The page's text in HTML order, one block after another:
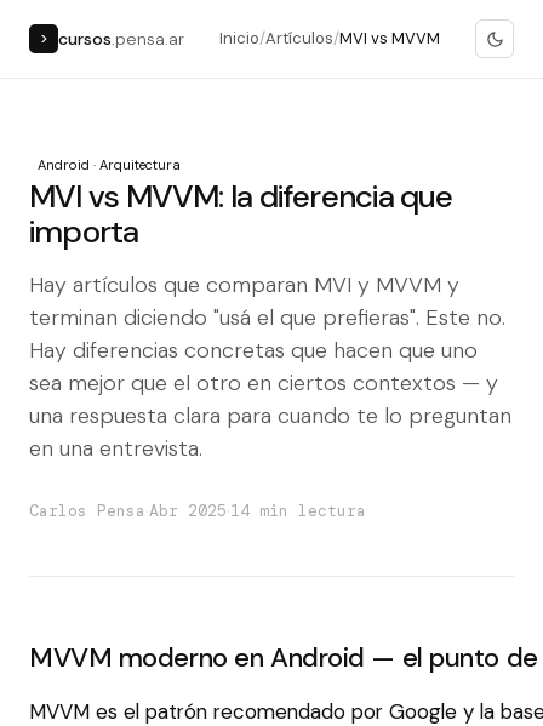
> cursos .pensa.ar Inicio/Artículos/MVI vs MVVM
Android · Arquitectura
MVI vs MVVM: la diferencia que
importa
Hay artículos que comparan MVI y MVVM y
terminan diciendo "usá el que prefieras". Este no.
Hay diferencias concretas que hacen que uno
sea mejor que el otro en ciertos contextos — y
una respuesta clara para cuando te lo preguntan
en una entrevista.
Carlos Pensa·Abr 2025·14 min lectura
MVVM moderno en Android — el punto
MVVM es el patrón recomendado por Google y la